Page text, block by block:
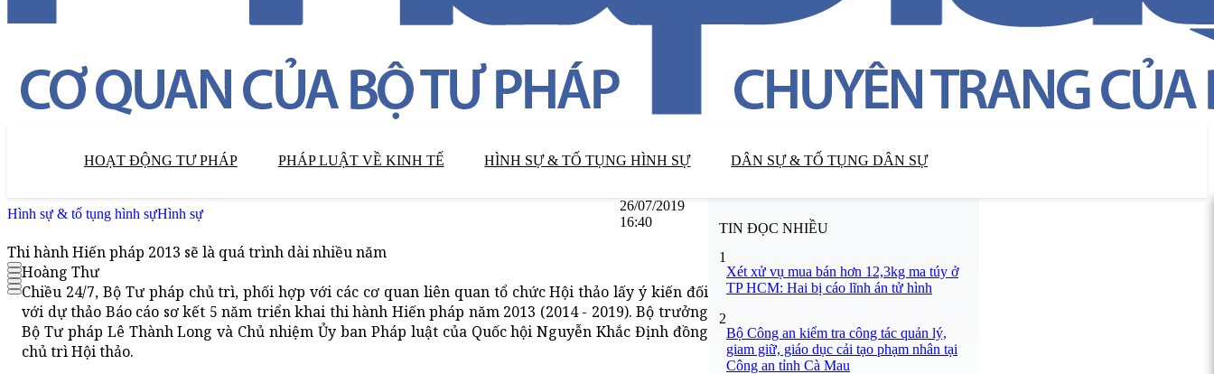
HOẠT ĐỘNG TƯ PHÁP PHÁP LUẬT VỀ KINH TẾ HÌNH SỰ & TỐ TỤNG HÌNH SỰ DÂN SỰ & TỐ TỤNG DÂN SỰ
Hình sự & tố tụng hình sựHình sự
26/07/2019
16:40
Thi hành Hiến pháp 2013 sẽ là quá trình dài nhiều năm
Hoàng Thư
Chiều 24/7, Bộ Tư pháp chủ trì, phối hợp với các cơ quan liên quan tổ chức Hội thảo lấy ý kiến đối
với dự thảo Báo cáo sơ kết 5 năm triển khai thi hành Hiến pháp năm 2013 (2014 - 2019). Bộ trưởng
Bộ Tư pháp Lê Thành Long và Chủ nhiệm Ủy ban Pháp luật của Quốc hội Nguyễn Khắc Định đồng
chủ trì Hội thảo.
TIN ĐỌC NHIỀU
1
Xét xử vụ mua bán hơn 12,3kg ma túy ở
TP HCM: Hai bị cáo lĩnh án tử hình
2
Bộ Công an kiểm tra công tác quản lý,
giam giữ, giáo dục cải tạo phạm nhân tại
Công an tỉnh Cà Mau